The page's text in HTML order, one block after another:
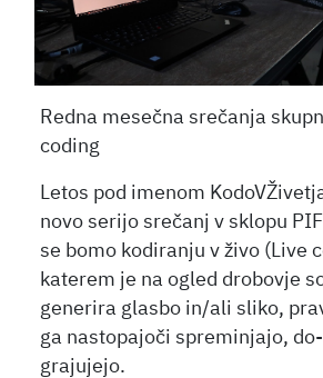
Redna mesečna srečanja
coding
Letos pod imenom
novo serijo srečanj v sklopu
se bomo kodiranju v živo (Live
katerem je na ogled drobovje
generira glasbo in/ali sliko,
ga nastopajoči spreminjajo,
grajujejo.